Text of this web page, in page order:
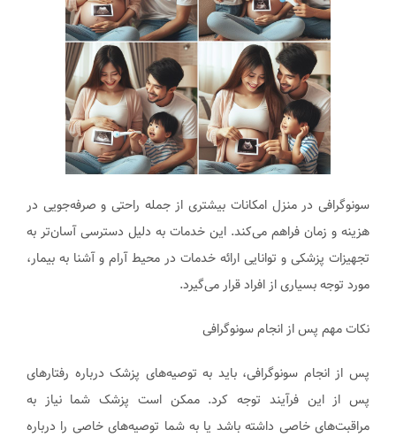
سونوگرافی در منزل امکانات بیشتری از جمله راحتی و صرفه‌جویی در
هزینه و زمان فراهم می‌کند. این خدمات به دلیل دسترسی آسان‌تر به
تجهیزات پزشکی و توانایی ارائه خدمات در محیط آرام و آشنا به بیمار،
مورد توجه بسیاری از افراد قرار می‌گیرد.
نکات مهم پس از انجام سونوگرافی
پس از انجام سونوگرافی، باید به توصیه‌های پزشک درباره رفتارهای
پس از این فرآیند توجه کرد. ممکن است پزشک شما نیاز به
مراقبت‌های خاصی داشته باشد یا به شما توصیه‌های خاصی را درباره